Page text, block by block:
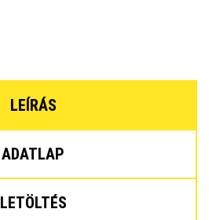
LEÍRÁS
ADATLAP
LETÖLTÉS